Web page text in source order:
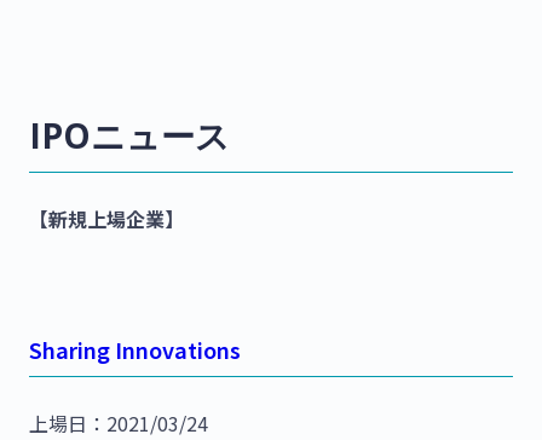
IPOニュース
【新規上場企業】
Sharing Innovations
上場日：2021/03/24